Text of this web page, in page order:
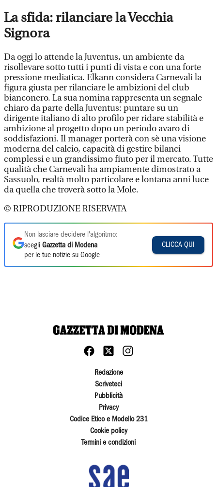
La sfida: rilanciare la Vecchia
Signora
Da oggi lo attende la Juventus, un ambiente da
risollevare sotto tutti i punti di vista e con una forte
pressione mediatica. Elkann considera Carnevali la
figura giusta per rilanciare le ambizioni del club
bianconero. La sua nomina rappresenta un segnale
chiaro da parte della Juventus: puntare su un
dirigente italiano di alto profilo per ridare stabilità e
ambizione al progetto dopo un periodo avaro di
soddisfazioni. Il manager porterà con sè una visione
moderna del calcio, capacità di gestire bilanci
complessi e un grandissimo fiuto per il mercato. Tutte
qualità che Carnevali ha ampiamente dimostrato a
Sassuolo, realtà molto particolare e lontana anni luce
da quella che troverà sotto la Mole.
© RIPRODUZIONE RISERVATA
Non lasciare decidere l'algoritmo:
scegli Gazzetta di Modena
per le tue notizie su Google
CLICCA QUI
Redazione
Scriveteci
Pubblicità
Privacy
Codice Etico e Modello 231
Cookie policy
Termini e condizioni